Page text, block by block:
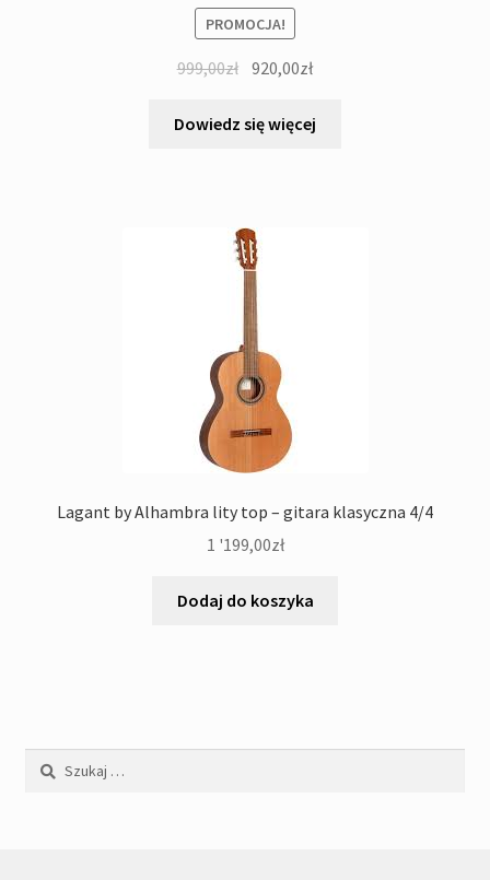
PROMOCJA!
999,00zł Pierwotna
wynosiła:
920,00złAktualna
wynosi:
Dowiedz się więcej
Lagant by Alhambra lity top – gitara klasyczna 4/4
1 '199,00zł
Dodaj do koszyka
Szukaj: